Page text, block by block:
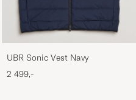
UBR Sonic Vest Navy
2 499,-